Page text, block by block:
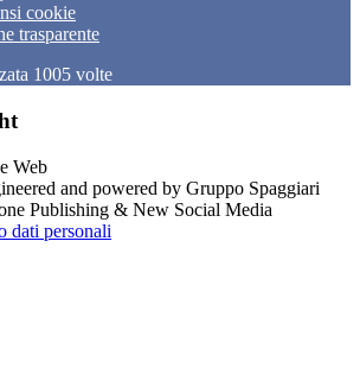
cookie
trasparente
1005 volte
and powered by Gruppo Spaggiari
Publishing & New Social Media
dati personali